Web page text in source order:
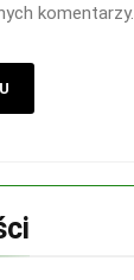
komentarzy.